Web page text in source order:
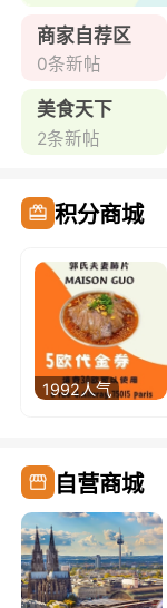
商家自荐区
0条新帖
美食天下
2条新帖
积分商城
1992人气
自营商城